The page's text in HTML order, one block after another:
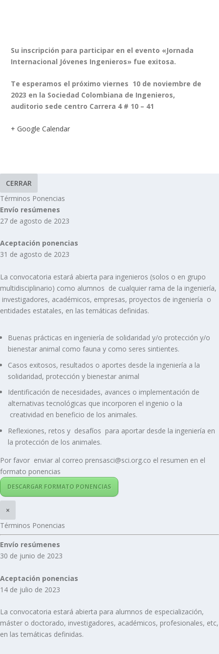
Su inscripción para participar en el evento «Jornada
Internacional Jóvenes Ingenieros» fue exitosa.
Te esperamos el próximo viernes 10 de noviembre de
2023 en la Sociedad Colombiana de Ingenieros,
auditorio sede centro Carrera 4 # 10 – 41
+ Google Calendar
CERRAR
Términos Ponencias
Envío resúmenes
27 de agosto de 2023
Aceptación ponencias
31 de agosto de 2023
La convocatoria estará abierta para ingenieros (solos o en grupo
multidisciplinario) como alumnos de cualquier rama de la ingeniería,
investigadores, académicos, empresas, proyectos de ingeniería o
entidades estatales, en las temáticas definidas.
Buenas prácticas en ingeniería de solidaridad y/o protección y/o
bienestar animal como fauna y como seres sintientes.
Casos exitosos, resultados o aportes desde la ingeniería a la
solidaridad, protección y bienestar animal
Identificación de necesidades, avances o implementación de
alternativas tecnológicas que incorporen el ingenio o la
creatividad en beneficio de los animales.
Reflexiones, retos y desafíos para aportar desde la ingeniería en
la protección de los animales.
Por favor enviar al correo prensasci@sci.org.co el resumen en el
formato ponencias
DESCARGAR FORMATO PONENCIAS
×
Términos Ponencias
Envío resúmenes
30 de junio de 2023
Aceptación ponencias
14 de julio de 2023
La convocatoria estará abierta para alumnos de especialización,
máster o doctorado, investigadores, académicos, profesionales, etc,
en las temáticas definidas.